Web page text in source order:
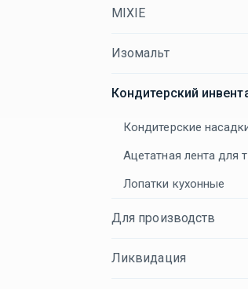
MIXIE
Изомальт
Кондитерский
Кондитерские
Ацетатная лента для
Лопатки кухонные
Для производств
Ликвидация